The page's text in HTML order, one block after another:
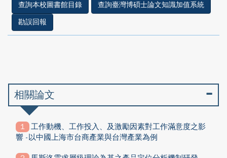
查詢本校圖書館目錄
查詢臺灣博碩士論文知識加值系統
勘誤回報
相關論文
工作動機、工作投入、及激勵因素對工作滿意度之影
響 -以中國上海市台商產業與台灣產業為例